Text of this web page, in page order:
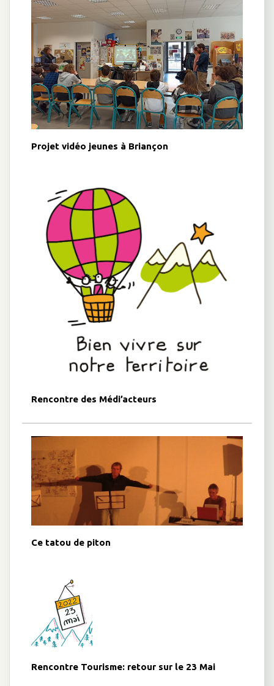
Projet vidéo jeunes à Briançon
Rencontre des Médi’acteurs
Ce tatou de piton
Rencontre Tourisme: retour sur le 23 Mai